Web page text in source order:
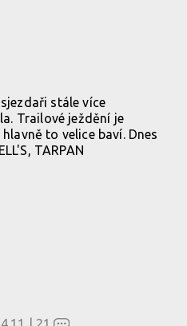
stále více
Trailové ježdění je
to velice baví. Dnes
TARPAN